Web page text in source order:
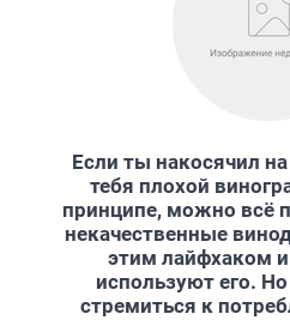
Если ты накосячил
тебя плохой
принципе, можно всё
некачественные
этим лайфхаком
используют его.
стремиться к